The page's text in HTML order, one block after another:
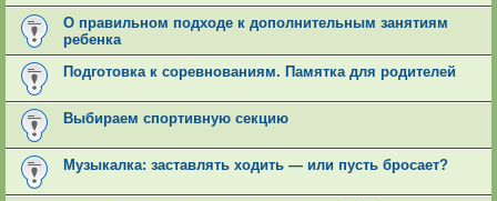
О правильном подходе к дополнительным занятиям
ребенка
Подготовка к соревнованиям. Памятка для родителей
Выбираем спортивную секцию
Музыкалка: заставлять ходить — или пусть бросает?